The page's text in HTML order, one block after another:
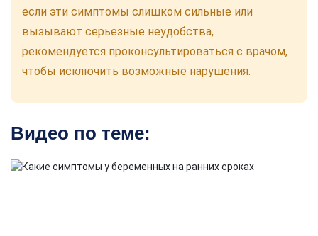
если эти симптомы слишком сильные или
вызывают серьезные неудобства,
рекомендуется проконсультироваться с врачом,
чтобы исключить возможные нарушения.
Видео по теме: